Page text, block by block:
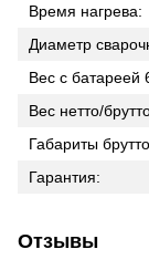
Время нагрева:
Диаметр
Вес с батареей
Вес нетто/
Габариты
Гарантия:
Отзывы